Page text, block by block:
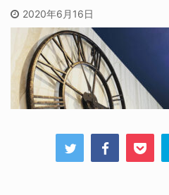
2020年6月16日